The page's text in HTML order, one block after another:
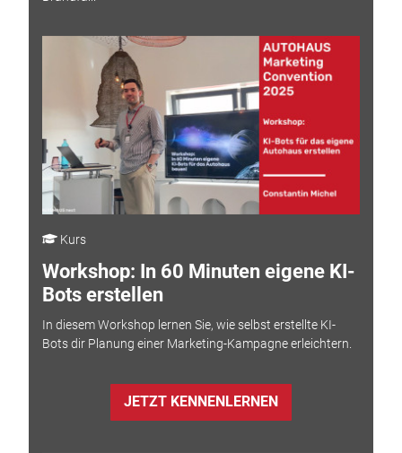
Kurs
Workshop: In 60 Minuten eigene KI-
Bots erstellen
In diesem Workshop lernen Sie, wie selbst erstellte KI-
Bots dir Planung einer Marketing-Kampagne erleichtern.
JETZT KENNENLERNEN